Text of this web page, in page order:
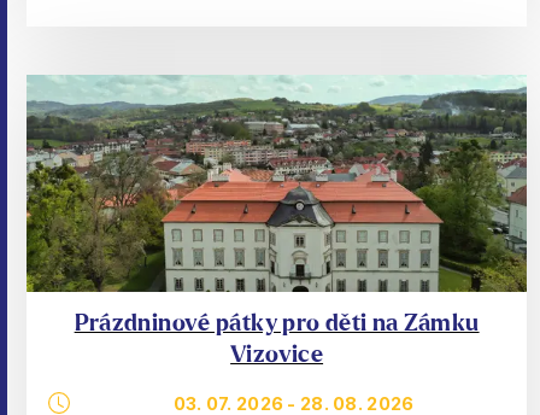
Prázdninové pátky pro děti na Zámku
Vizovice
03. 07. 2026 - 28. 08. 2026